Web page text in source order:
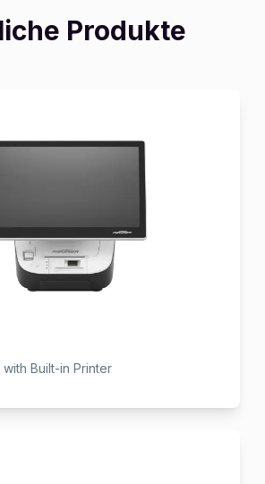
Produkte
Built-in Printer